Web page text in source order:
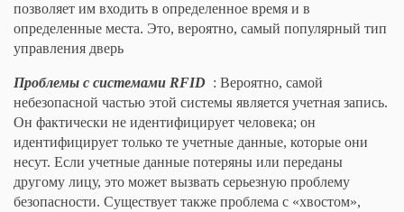
позволяет им входить в определенное время и в
определенные места. Это, вероятно, самый популярный тип
управления дверь
Проблемы с системами RFID : Вероятно, самой
небезопасной частью этой системы является учетная запись.
Он фактически не идентифицирует человека; он
идентифицирует только те учетные данные, которые они
несут. Если учетные данные потеряны или переданы
другому лицу, это может вызвать серьезную проблему
безопасности. Существует также проблема с «хвостом»,